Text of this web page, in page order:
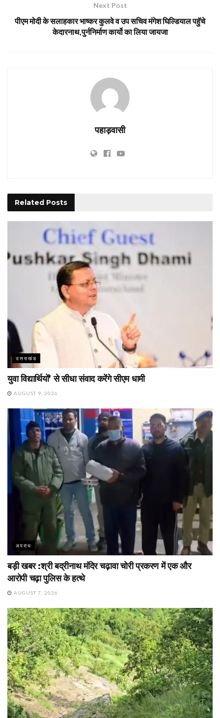
Next Post
पीएम मोदी के सलाहकार भाष्कर कुलवे व उप सचिव मंगेश घिल्डियाल पहुॅचे
केदारनाथ,पुर्ननिर्माण कार्यो का लिया जायजा
पहाड़वासी
Related Posts
उत्तराखंड
युवा विद्यार्थियों’ से सीधा संवाद करेंगे सीएम धामी
AUGUST 9, 2026
अपराध
बड़ी खबर :श्री बद्रीनाथ मंदिर चढ़ावा चोरी प्रकरण में एक और
आरोपी चढ़ा पुलिस के हत्थे
AUGUST 7, 2026